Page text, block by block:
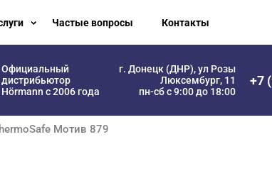
Частые вопросы Контакты
Официальный
дистрибьютор
Hörmann с 2006 года
г. Донецк (ДНР), ул Розы
Люксембург, 11
пн-сб с 9:00 до 18:00
+7
Мотив 879